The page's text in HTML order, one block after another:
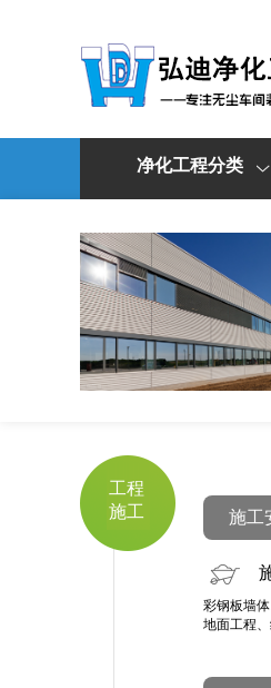
净化工程分类 
工程
施工
施工
彩钢板墙
地面工程